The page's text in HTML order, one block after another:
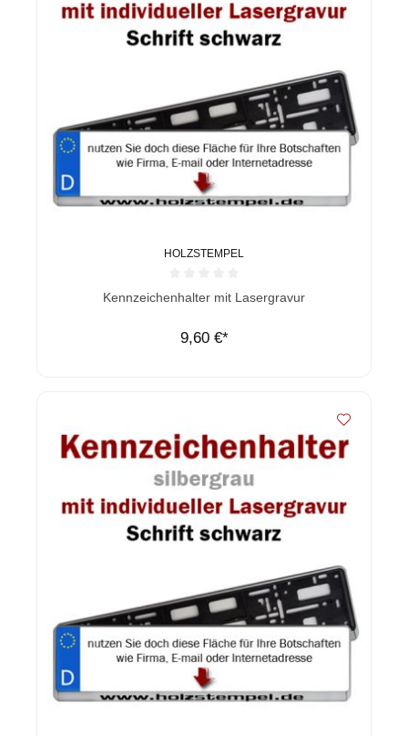
HOLZSTEMPEL
Durchschnittliche Bewertung von 0 von 5 Sternen
Kennzeichenhalter mit Lasergravur
9,60 €*